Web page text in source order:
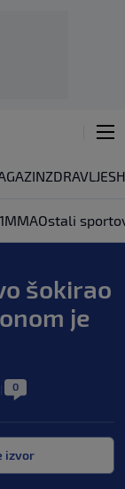
ZDRAVLJE
MMAOstali
šokirao
je
0
izvor